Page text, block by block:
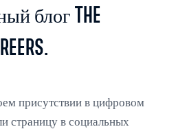
блог The
присутствии в цифровом
страницу в социальных